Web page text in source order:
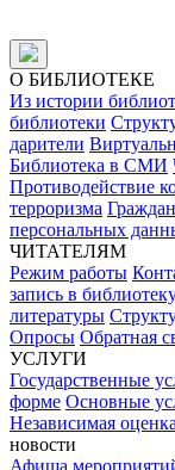
О БИБЛИОТЕКЕ
Из истории
библиотеки
дарители
Библиотека в СМИ
Противодействие
терроризма
персональных
ЧИТАТЕЛЯМ
Режим работы
запись в
литературы
Опросы Обратная
УСЛУГИ
Государственные
форме Основные
Независимая
новости
Афиша